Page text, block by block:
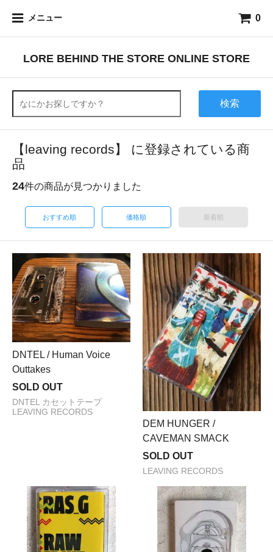
メニュー 0
LORE BEHIND THE STORE ONLINE STORE
検索
【leaving records】 に登録されている商
品
24件の商品が見つかりました
おすすめ順 価格順 新着順
DNTEL / Human Voice
Outtakes
SOLD OUT
DNTEL カセットテープ
LEAVING RECORDS
DEM HUNGER /
CAVEMAN SMACK
SOLD OUT
LEAVING RECORDS